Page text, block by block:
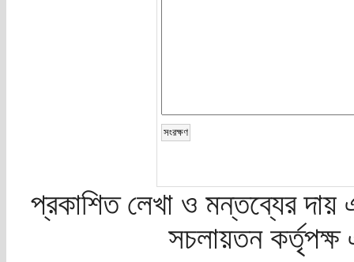
প্রকাশিত লেখা ও মন্তব্যের দায়
সচলায়তন